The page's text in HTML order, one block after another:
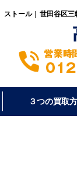
トール | 世田谷区三
３つの買取